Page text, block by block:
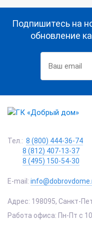
Подпишитесь на
обновление
Тел.: 8 (800) 444-36-74
8 (812) 407-13-37
8 (495) 150-54-30
E-mail:
Адрес: 198095, Санкт-
Работа офиса: Пн-Пт с